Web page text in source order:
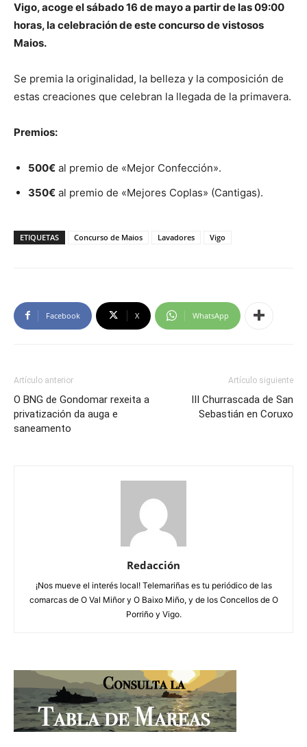
Vigo, acoge el sábado 16 de mayo a partir de las 09:00
horas, la celebración de este concurso de vistosos
Maios.
Se premia la originalidad, la belleza y la composición de
estas creaciones que celebran la llegada de la primavera.
Premios:
500€ al premio de «Mejor Confección».
350€ al premio de «Mejores Coplas» (Cantigas).
ETIQUETAS Concurso de Maios Lavadores Vigo
Facebook X WhatsApp
Artículo anterior
O BNG de Gondomar rexeita a
privatización da auga e
saneamento
Artículo siguiente
III Churrascada de San
Sebastián en Coruxo
Redacción
¡Nos mueve el interés local! Telemariñas es tu periódico de las
comarcas de O Val Miñor y O Baixo Miño, y de los Concellos de O
Porriño y Vigo.